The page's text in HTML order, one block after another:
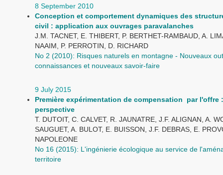
8 September 2010
Conception et comportement dynamiques des
civil : application aux ouvrages paravalanches
J.M. TACNET, E. THIBERT, P. BERTHET-RAMBAUD, A.
NAAIM, P. PERROTIN, D. RICHARD
No 2 (2010): Risques naturels en montagne - Nouveaux
connaissances et nouveaux savoir-faire
9 July 2015
Première expérimentation de compensation par l'offre
perspective
T. DUTOIT, C. CALVET, R. JAUNATRE, J.F. ALIGNAN, A.
SAUGUET, A. BULOT, E. BUISSON, J.F. DEBRAS, E.
NAPOLEONE
No 16 (2015): L'ingénierie écologique au service de
territoire